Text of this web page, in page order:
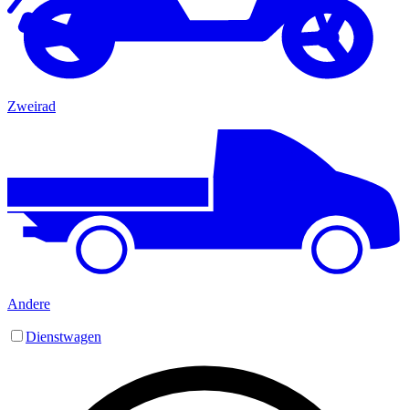
Zweirad
Andere
Dienstwagen